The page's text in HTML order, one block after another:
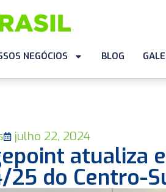
NEGÓCIOS BLOG
julho 22, 2024
atualiza
25 do Centro-